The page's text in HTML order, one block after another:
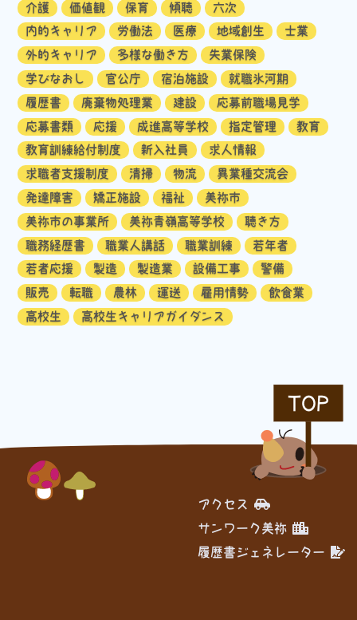
介護
価値観 保育 傾聴
六次
内的キャリア
労働法 医療 地域創生
士業
外的キャリア
多様な働き方
失業保険
学びなおし
官公庁 宿泊施設
就職氷河期
履歴書
廃棄物処理業 建設
応募前職場見学
応募書類
応援 成進高等学校 指定管理
教育
教育訓練給付制度
新入社員
求人情報
求職者支援制度
清掃 物流
異業種交流会
発達障害
矯正施設 福祉
美祢市
美祢市の事業所
美祢青嶺高等学校
聴き方
職務経歴書
職業人講話 職業訓練
若年者
若者応援
製造 製造業 設備工事
警備
販売
転職 農林 運送 雇用情勢
飲食業
高校生
高校生キャリアガイダンス
TOP
アクセス
サンワーク美祢
履歴書ジェネレーター